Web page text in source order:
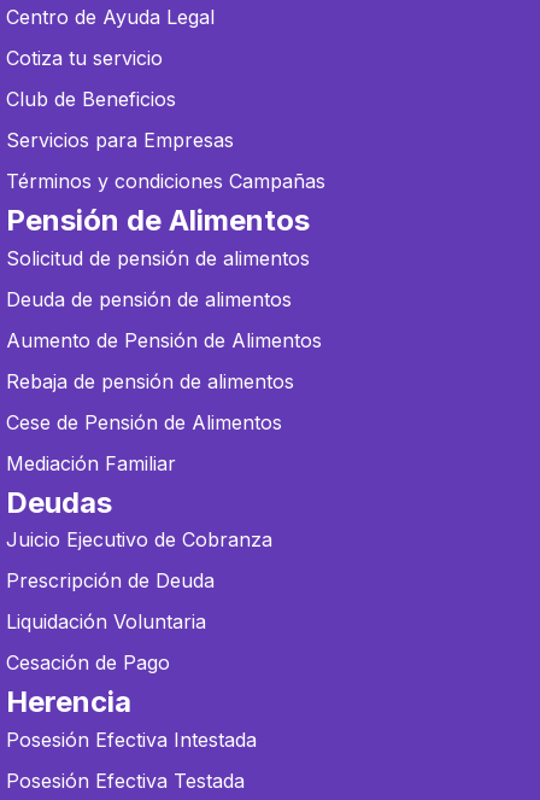
Centro de Ayuda Legal
Cotiza tu servicio
Club de Beneficios
Servicios para Empresas
Términos y condiciones Campañas
Pensión de Alimentos
Solicitud de pensión de alimentos
Deuda de pensión de alimentos
Aumento de Pensión de Alimentos
Rebaja de pensión de alimentos
Cese de Pensión de Alimentos
Mediación Familiar
Deudas
Juicio Ejecutivo de Cobranza
Prescripción de Deuda
Liquidación Voluntaria
Cesación de Pago
Herencia
Posesión Efectiva Intestada
Posesión Efectiva Testada